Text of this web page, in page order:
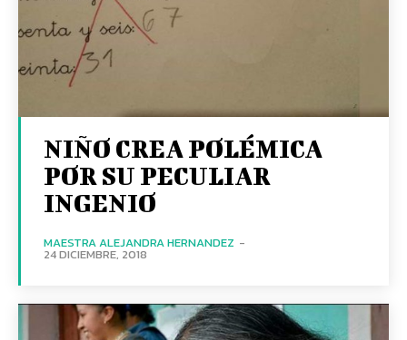
NIÑO CREA POLÉMICA
POR SU PECULIAR
INGENIO
MAESTRA ALEJANDRA HERNANDEZ -
24 DICIEMBRE, 2018